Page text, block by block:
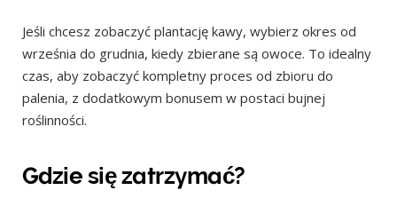
Jeśli chcesz zobaczyć plantację kawy, wybierz okres od
września do grudnia, kiedy zbierane są owoce. To idealny
czas, aby zobaczyć kompletny proces od zbioru do
palenia, z dodatkowym bonusem w postaci bujnej
roślinności.
Gdzie się zatrzymać?